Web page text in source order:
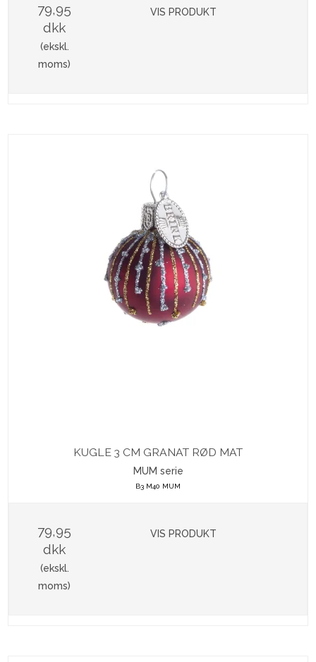
79,95
dkk
(ekskl.
moms)
VIS PRODUKT
KUGLE 3 CM GRANAT RØD MAT
MUM serie
B3 M40 MUM
79,95
dkk
(ekskl.
moms)
VIS PRODUKT